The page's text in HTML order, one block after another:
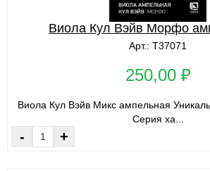
Виола Кул Вэйв Морфо
Арт.: Т37071
250,00 ₽
Виола Кул Вэйв Микс ампельная
Серия ха...
- +